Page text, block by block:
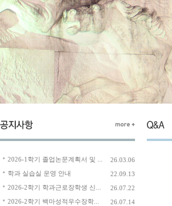
2026-1학기 졸업논문계획서 및 ...
26.03.06
학과 실습실 운영 안내
22.09.13
2026-2학기 학과근로장학생 신...
26.07.22
2026-2학기 백마성적우수장학...
26.07.14